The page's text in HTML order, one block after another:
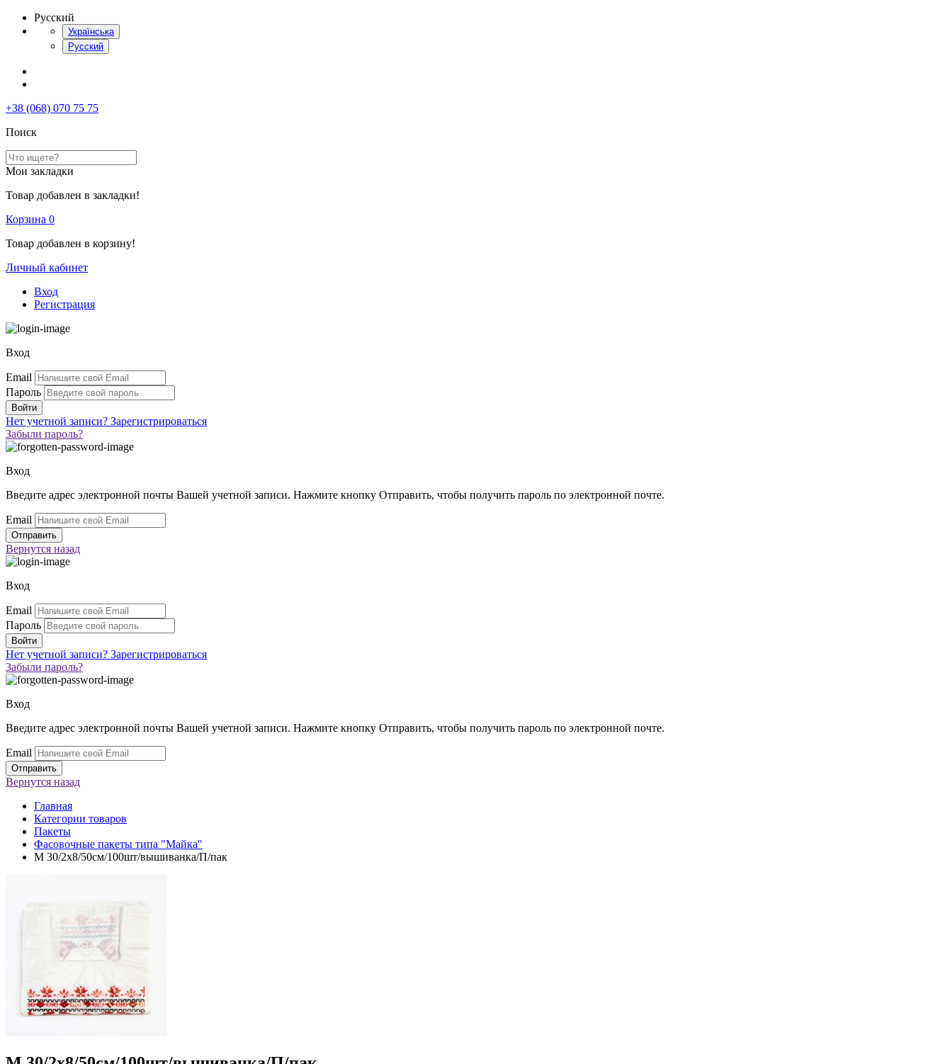
Русский
Українська
Русский
+38 (068) 070 75 75
Поиск
Мои закладки
Товар добавлен в закладки!
Корзина 0
Товар добавлен в корзину!
Личный кабинет
Вход
Регистрация
Вход
Email
Пароль
Нет учетной записи? Зарегистрироваться
Забыли пароль?
Вход
Введите адрес электронной почты Вашей учетной записи. Нажмите кнопку Отправить, чтобы получить пароль по электронной почте.
Email
Вернутся назад
Вход
Email
Пароль
Нет учетной записи? Зарегистрироваться
Забыли пароль?
Вход
Введите адрес электронной почты Вашей учетной записи. Нажмите кнопку Отправить, чтобы получить пароль по электронной почте.
Email
Вернутся назад
Главная
Категории товаров
Пакеты
Фасовочные пакеты типа "Майка"
М 30/2х8/50см/100шт/вышиванка/П/пак